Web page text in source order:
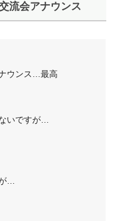
流会アナウンス
ウンス…最高
いですが…
…